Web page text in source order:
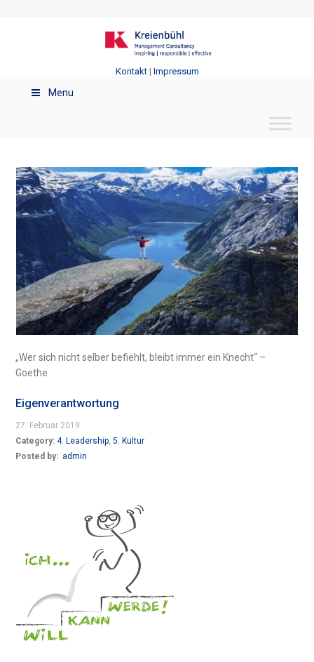
Kontakt| Impressum
Menu
„Wer sich nicht selber befiehlt, bleibt immer ein Knecht“ –
Goethe
Eigenverantwortung
27. Februar 2019
Category:4. Leadership,5. Kultur
Posted by: admin